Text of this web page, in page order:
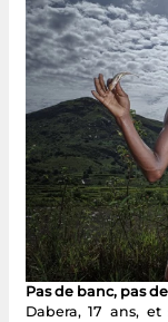
Pas de banc, pas
Dabera, 17 ans,